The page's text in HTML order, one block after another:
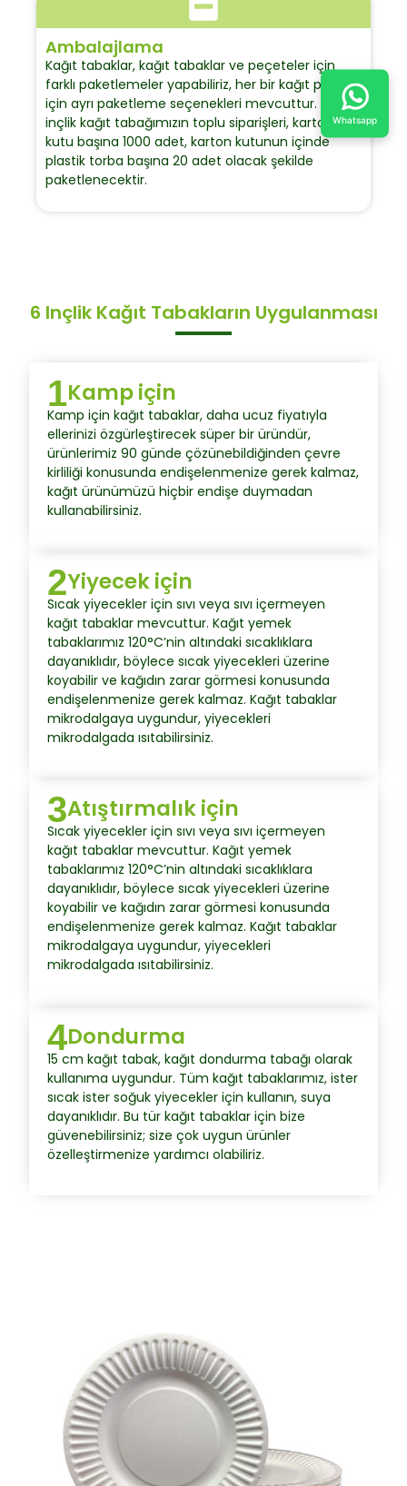
Ambalajlama
Kağıt tabaklar, kağıt tabaklar ve peçeteler için
farklı paketlemeler yapabiliriz, her bir kağıt parçası
için ayrı paketleme seçenekleri mevcuttur. 6
inçlik kağıt tabağımızın toplu siparişleri, karton
kutu başına 1000 adet, karton kutunun içinde
plastik torba başına 20 adet olacak şekilde
paketlenecektir.
6 Inçlik Kağıt Tabakların Uygulanması
1Kamp için
Kamp için kağıt tabaklar, daha ucuz fiyatıyla
ellerinizi özgürleştirecek süper bir üründür,
ürünlerimiz 90 günde çözünebildiğinden çevre
kirliliği konusunda endişelenmenize gerek kalmaz,
kağıt ürünümüzü hiçbir endişe duymadan
kullanabilirsiniz.
2Yiyecek için
Sıcak yiyecekler için sıvı veya sıvı içermeyen
kağıt tabaklar mevcuttur. Kağıt yemek
tabaklarımız 120°C’nin altındaki sıcaklıklara
dayanıklıdır, böylece sıcak yiyecekleri üzerine
koyabilir ve kağıdın zarar görmesi konusunda
endişelenmenize gerek kalmaz. Kağıt tabaklar
mikrodalgaya uygundur, yiyecekleri
mikrodalgada ısıtabilirsiniz.
3Atıştırmalık için
Sıcak yiyecekler için sıvı veya sıvı içermeyen
kağıt tabaklar mevcuttur. Kağıt yemek
tabaklarımız 120°C’nin altındaki sıcaklıklara
dayanıklıdır, böylece sıcak yiyecekleri üzerine
koyabilir ve kağıdın zarar görmesi konusunda
endişelenmenize gerek kalmaz. Kağıt tabaklar
mikrodalgaya uygundur, yiyecekleri
mikrodalgada ısıtabilirsiniz.
4Dondurma
15 cm kağıt tabak, kağıt dondurma tabağı olarak
kullanıma uygundur. Tüm kağıt tabaklarımız, ister
sıcak ister soğuk yiyecekler için kullanın, suya
dayanıklıdır. Bu tür kağıt tabaklar için bize
güvenebilirsiniz; size çok uygun ürünler
özelleştirmenize yardımcı olabiliriz.
Whatsapp